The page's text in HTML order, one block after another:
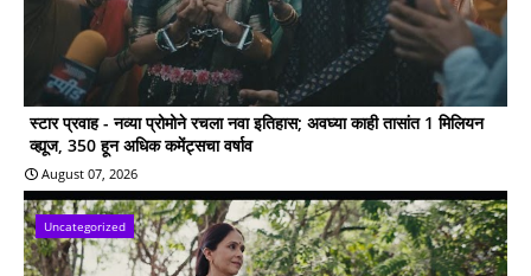
स्टार प्रवाह - नव्या प्रोमोने रचला नवा इतिहास; अवघ्या काही तासांत 1 मिलियन
व्ह्यूज, 350 हून अधिक कमेंट्सचा वर्षाव
August 07, 2026
Uncategorized